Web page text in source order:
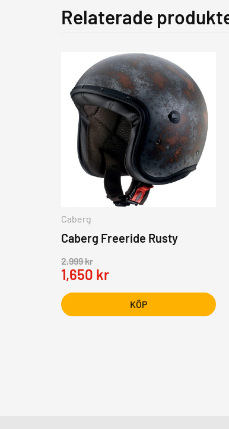
Relaterade
Caberg
Caberg Freeride Rusty
2,999kr
1,650 kr
KÖP